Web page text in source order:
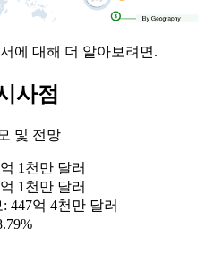
에 대해 더 알아보려면.
사점
및 전망
1천만 달러
1천만 달러
447억 4천만 달러